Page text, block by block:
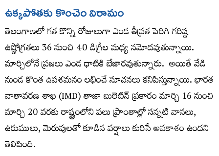
ఉక్కపోతకు కొంచెం విరామం
తెలంగాణలో గత కొన్ని రోజులుగా ఎండ తీవ్రత పెరిగి గరిష్ఠ
ఉష్ణోగ్రతలు 36 నుంచి 40 డిగ్రీల మధ్య నమోదవుతున్నాయి.
మార్చిలోనే ప్రజలు ఎండ ధాటికి బేజారవుతున్నారు. అయితే వేడి
నుండ కొంత ఉపశమనం లభించే సూచనలు కనిపిస్తున్నాయి. భారత
వాతావరణ శాఖ (IMD) తాజా బులెటిన్ ప్రకారం మార్చి 16 నుంచి
మార్చి 20 వరకు రాష్ట్రంలోని పలు ప్రాంతాల్లో సన్నటి వానలు,
ఉరుములు, మెరుపులతో కూడిన వర్షాలు కురిసే అవకాశం ఉందని
తెలిపింది.